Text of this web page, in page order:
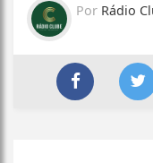
Por Rádio